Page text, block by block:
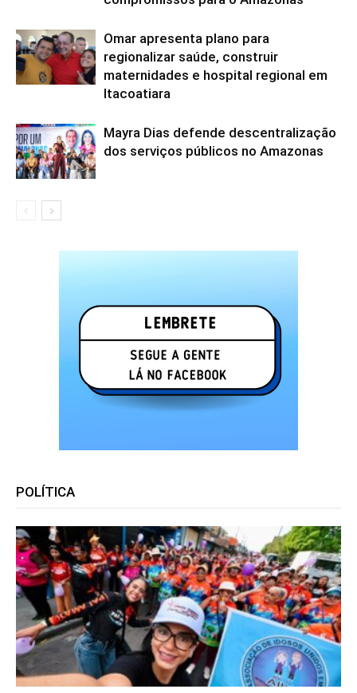
Omar apresenta plano para
regionalizar saúde, construir
maternidades e hospital regional em
Itacoatiara
Mayra Dias defende descentralização
dos serviços públicos no Amazonas
POLÍTICA